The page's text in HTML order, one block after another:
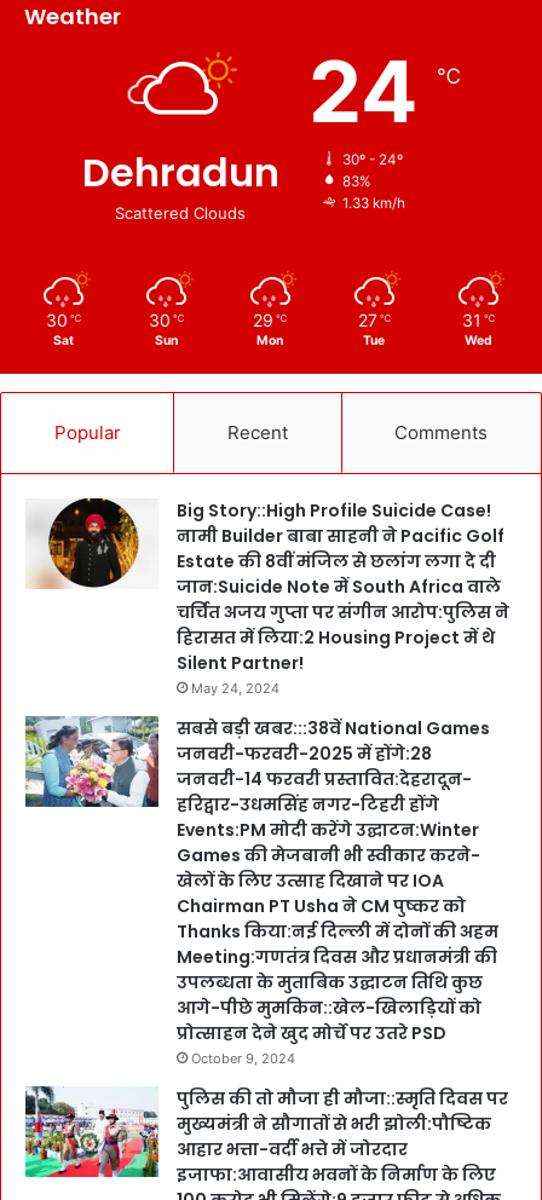
Weather
Dehradun
Scattered Clouds
24 ℃
30º - 24º
83%
1.33 km/h
30 ℃
Sat
30 ℃
Sun
29 ℃
Mon
27 ℃
Tue
31 ℃
Wed
Popular Recent Comments
Big Story::High Profile Suicide Case!
नामी Builder बाबा साहनी ने Pacific Golf
Estate की 8वीं मंजिल से छलांग लगा दे दी
जान:Suicide Note में South Africa वाले
चर्चित अजय गुप्ता पर संगीन आरोप:पुलिस ने
हिरासत में लिया:2 Housing Project में थे
Silent Partner!
May 24, 2024
सबसे बड़ी खबर:::38वें National Games
जनवरी-फरवरी-2025 में होंगे:28
जनवरी-14 फरवरी प्रस्तावित:देहरादून-
हरिद्वार-उधमसिंह नगर-टिहरी होंगे
Events:PM मोदी करेंगे उद्घाटन:Winter
Games की मेजबानी भी स्वीकार करने-
खेलों के लिए उत्साह दिखाने पर IOA
Chairman PT Usha ने CM पुष्कर को
Thanks किया:नई दिल्ली में दोनों की अहम
Meeting:गणतंत्र दिवस और प्रधानमंत्री की
उपलब्धता के मुताबिक उद्घाटन तिथि कुछ
आगे-पीछे मुमकिन::खेल-खिलाड़ियों को
प्रोत्साहन देने खुद मोर्चे पर उतरे PSD
October 9, 2024
पुलिस की तो मौजा ही मौजा::स्मृति दिवस पर
मुख्यमंत्री ने सौगातों से भरी झोली:पौष्टिक
आहार भत्ता-वर्दी भत्ते में जोरदार
इजाफा:आवासीय भवनों के निर्माण के लिए